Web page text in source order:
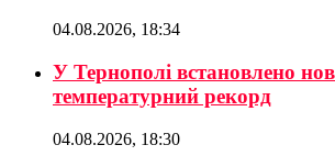
04.08.2026, 18:34
У Тернополі встановлено
температурний рекорд
04.08.2026, 18:30